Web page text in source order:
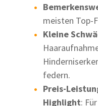
meisten Top-
Kleine
federn.
Preis-
Highlight: